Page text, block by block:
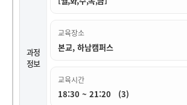
과정
정보
교육장소
본교, 하남캠퍼스
교육시간
18:30 ~ 21:20 (3)